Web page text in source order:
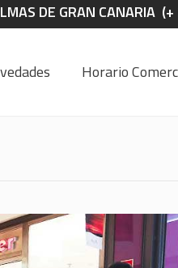
DE GRAN CANARIA
Horario